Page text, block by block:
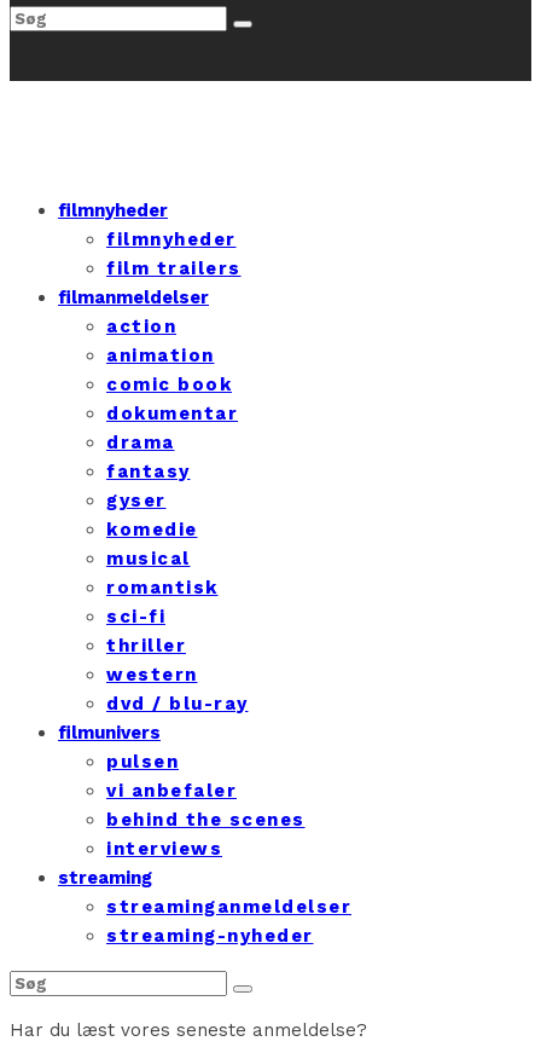
filmnyheder
filmnyheder
film trailers
filmanmeldelser
action
animation
comic book
dokumentar
drama
fantasy
gyser
komedie
musical
romantisk
sci-fi
thriller
western
dvd / blu-ray
filmunivers
pulsen
vi anbefaler
behind the scenes
interviews
streaming
streaminganmeldelser
streaming-nyheder
Har du læst vores seneste anmeldelse?